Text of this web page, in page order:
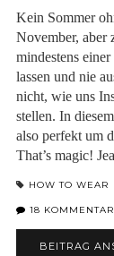
Kein Sommer
November, aber
mindestens
lassen und nie
nicht, wie uns
stellen. In
also perfekt um
That’s magic!
HOW TO WEAR
18
BEITRAG